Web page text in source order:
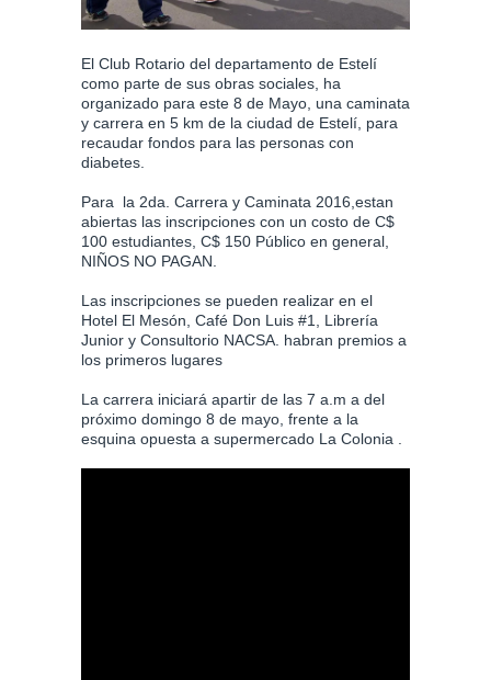
El Club Rotario del departamento de Estelí
como parte de sus obras sociales, ha
organizado para este 8 de Mayo, una caminata
y carrera en 5 km de la ciudad de Estelí, para
recaudar fondos para las personas con
diabetes.
Para la 2da. Carrera y Caminata 2016,estan
abiertas las inscripciones con un costo de C$
100 estudiantes, C$ 150 Público en general,
NIÑOS NO PAGAN.
Las inscripciones se pueden realizar en el
Hotel El Mesón, Café Don Luis #1, Librería
Junior y Consultorio NACSA. habran premios a
los primeros lugares
La carrera iniciará apartir de las 7 a.m a del
próximo domingo 8 de mayo, frente a la
esquina opuesta a supermercado La Colonia .